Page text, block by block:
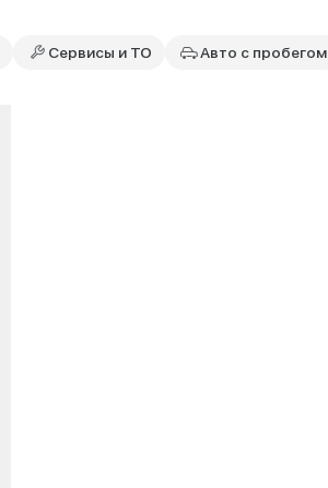
Сервисы и ТО Авто с пробегом